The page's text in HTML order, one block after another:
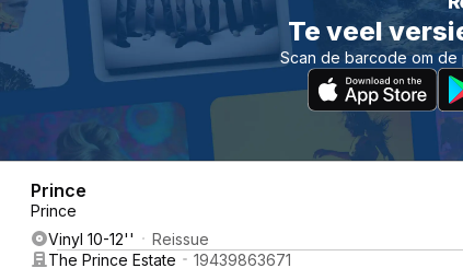
Te veel
Scan de barcode om
Prince
Prince
Vinyl 10-12''
Reissue
The Prince Estate
19439863671